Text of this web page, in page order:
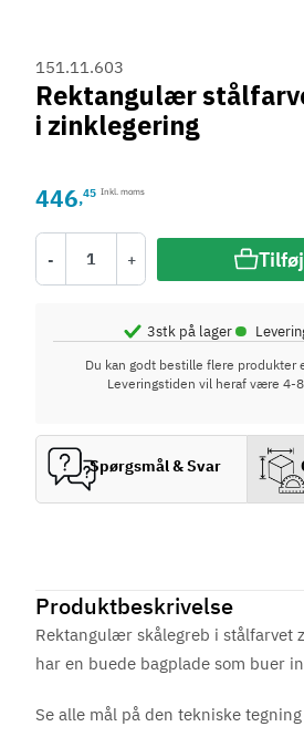
Produktbeskrivelse
Rektangulær skålegreb i stålfarvet
har en buede bagplade som buer
Se alle mål på den tekniske
151.11.603
Rektangulær
i zinklegering
446,45 Inkl. moms
- +
3stk på lager•
Du kan godt bestille flere produkter
Leveringstiden vil heraf være 4-
Spørgsmål & Svar